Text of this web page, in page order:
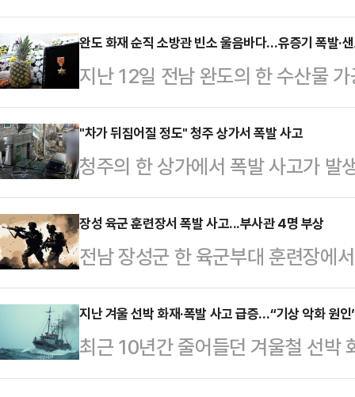
를 실은 20t 탱크로리 1대가 폭발
가 발생했다.23일 소방당국 등에
사고로 현장에서 운반 차량을 정
다행히 모두 생명에는 지장이 없는
된 과산화수소를 회수·중화하는 등
끝나는 대로 자세한 사고 경위를
“안전사고 우…
완도 화재 순직 소방관 빈소 울음바다…유증기 폭발·
지난 12일 전남 완도의 한 수산물
명의 빈소에는 유족 및 지인들의 울
은 화재 경위를 파악하기 위한 수사
진압 과정 중 숨진 전남 완도소방서
노태영 소방사의 빈소는 완도 대성
리는 13일 오전 빈소를 찾아 고인
했다.완도문화예술의전당에는 이
합동 분향소가 마련돼 두…
"차가 뒤집어질 정도" 청주 상가서 폭발 사고
청주의 한 상가에서 폭발 사고가
벽 4시쯤 충북 청주시 흥덕구의 한
위력은 건물 밖에 주차된 차량이 뒤
번 사고로 인근 아파트 주민 등 8명
졌다.한 주민은 연합뉴스를 통해 "
"뉴스를 검색해 봐도 바로 관련 내
상황을 설명했다.청주시는 "금일
가 발생했다…
장성 육군 훈련장서 폭발 사고...부사관 4명 부상
전남 장성군 한 육군부대 훈련장에
다.4일 육군에 따르면 이날 오후 1
훈련 중 전기식 뇌관이 폭발했다.
명이 얼굴 등에 파편상 등을 입고
명에는 지장이 없는 것으로 알려졌
지난 겨울 선박 화재·폭발 사고 급증…“기상 악화 원인
최근 10년간 줄어들던 겨울철 선박
화(저수온‧고파랑) 등으로 지난해